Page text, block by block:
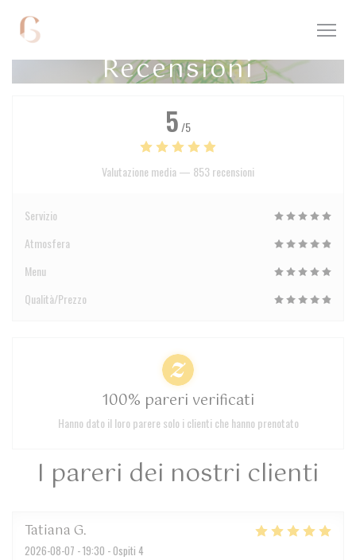
Personalizzazione delle tue scelte sui cookie
Recensioni
I pareri dei nostri clienti
TatianaG
2026-08-07 - 19:30 - Ospiti 4
5 /5
Valutazione media — 853 recensioni
Servizio
Atmosfera
Menu
Qualità/Prezzo
100% pareri verificati
Hanno dato il loro parere solo i clienti che hanno prenotato